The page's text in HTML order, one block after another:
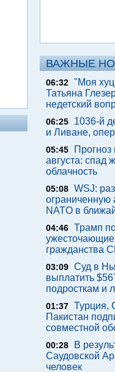
ВАЖНЫЕ
06:32 "Моя
Татьяна
недетский
06:25
1036-й
и Ливане,
05:45
августа: спад
облачность
05:08 WSJ:
ограниченную
NATO в
04:46 Трамп
гражданства
03:09 Суд в
выплатить
подросткам и
01:37 Турция,
Пакистан
совместной
00:28
В
Саудовской
человек